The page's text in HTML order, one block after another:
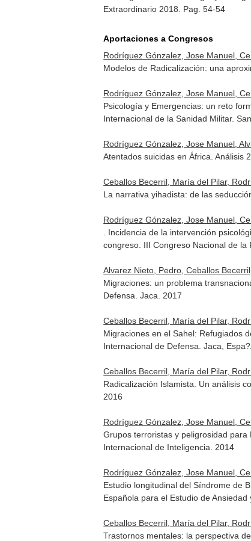
Extraordinario 2018. Pag. 54-54
Aportaciones a Congresos
Rodríguez Gónzalez, Jose Manuel,
Modelos de Radicalización: una
Rodríguez Gónzalez, Jose Manuel,
Psicología y Emergencias: un reto
Internacional de la Sanidad Militar.
Rodríguez Gónzalez, Jose Manuel,
Atentados suicidas en África. Análisis
Ceballos Becerril, María del Pilar,
La narrativa yihadista: de las
Rodríguez Gónzalez, Jose Manuel,
. Incidencia de la intervención
congreso. III Congreso Nacional de
Alvarez Nieto, Pedro, Ceballos
Migraciones: un problema
Defensa. Jaca. 2017
Ceballos Becerril, María del Pilar,
Migraciones en el Sahel: Refugiados
Internacional de Defensa. Jaca,
Ceballos Becerril, María del Pilar,
Radicalización Islamista. Un análisis
2016
Rodríguez Gónzalez, Jose Manuel,
Grupos terroristas y peligrosidad
Internacional de Inteligencia. 2014
Rodríguez Gónzalez, Jose Manuel,
Estudio longitudinal del Síndrome de
Española para el Estudio de
Ceballos Becerril, María del Pilar,
Trastornos mentales: la perspectiva